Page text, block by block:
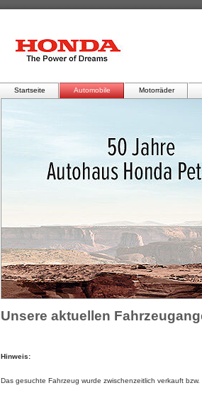
Startseite Automobile Motorräder
Unsere aktuellen
Hinweis:
Das gesuchte Fahrzeug wurde zwischenzeitlich verkauft